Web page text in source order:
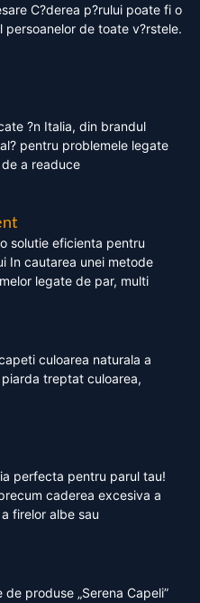
C?derea p?rului poate fi o
persoanelor de toate v?rstele.
?n Italia, din brandul
pentru problemele legate
a readuce
solutie eficienta pentru
In cautarea unei metode
legate de par, multi
culoarea naturala a
treptat culoarea,
perfecta pentru parul tau!
caderea excesiva a
firelor albe sau
produse „Serena Capeli”